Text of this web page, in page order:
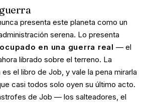
presenta este planeta como un
serena. Lo presenta
en una guerra real — el
librado sobre el terreno. La
el libro de Job, y vale la pena mirarla
casi todos solo oyen su último acto.
de Job — los salteadores, el